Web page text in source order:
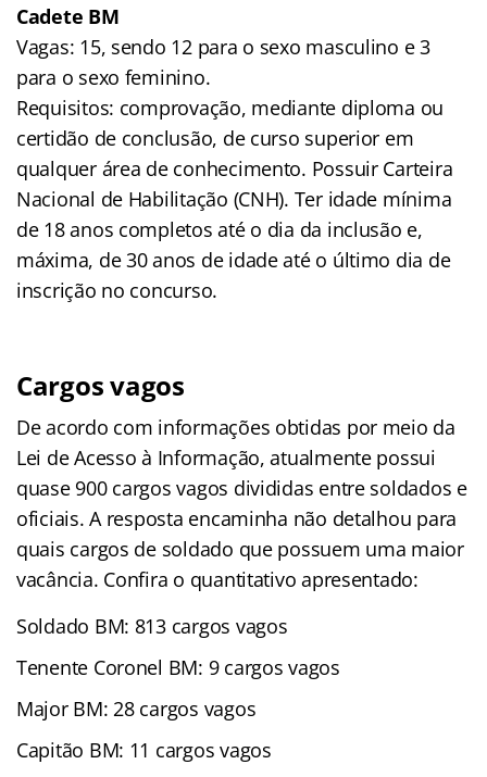
Cadete BM
Vagas: 15, sendo 12 para o sexo masculino e 3
para o sexo feminino.
Requisitos: comprovação, mediante diploma ou
certidão de conclusão, de curso superior em
qualquer área de conhecimento. Possuir Carteira
Nacional de Habilitação (CNH). Ter idade mínima
de 18 anos completos até o dia da inclusão e,
máxima, de 30 anos de idade até o último dia de
inscrição no concurso.
Cargos vagos
De acordo com informações obtidas por meio da
Lei de Acesso à Informação, atualmente possui
quase 900 cargos vagos divididas entre soldados e
oficiais. A resposta encaminha não detalhou para
quais cargos de soldado que possuem uma maior
vacância. Confira o quantitativo apresentado:
Soldado BM: 813 cargos vagos
Tenente Coronel BM: 9 cargos vagos
Major BM: 28 cargos vagos
Capitão BM: 11 cargos vagos